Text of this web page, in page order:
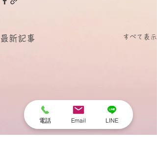
最新記事 すべて表示
電話 Email LINE